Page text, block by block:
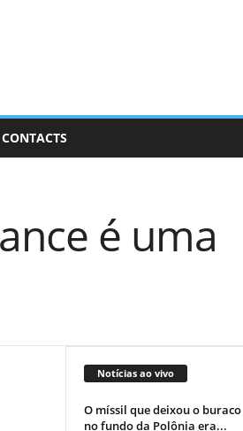
CONTACTS
é uma
Notícias ao vivo
O míssil que deixou o buraco
no fundo da Polônia era...